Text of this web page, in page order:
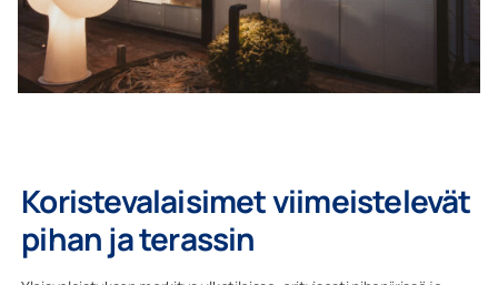
Koristevalaisimet viimeistelevät
pihan ja terassin